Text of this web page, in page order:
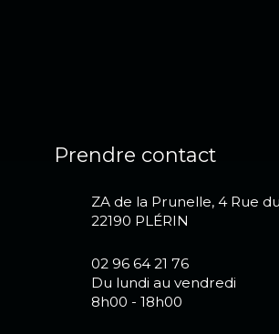
Prendre contact
ZA de la Prunelle, 4 Rue
22190 PLÉRIN
02 96 64 21 76
Du lundi au vendredi
8h00 - 18h00